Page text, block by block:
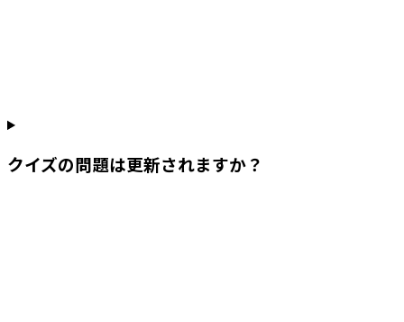
クイズの問題は更新されますか？